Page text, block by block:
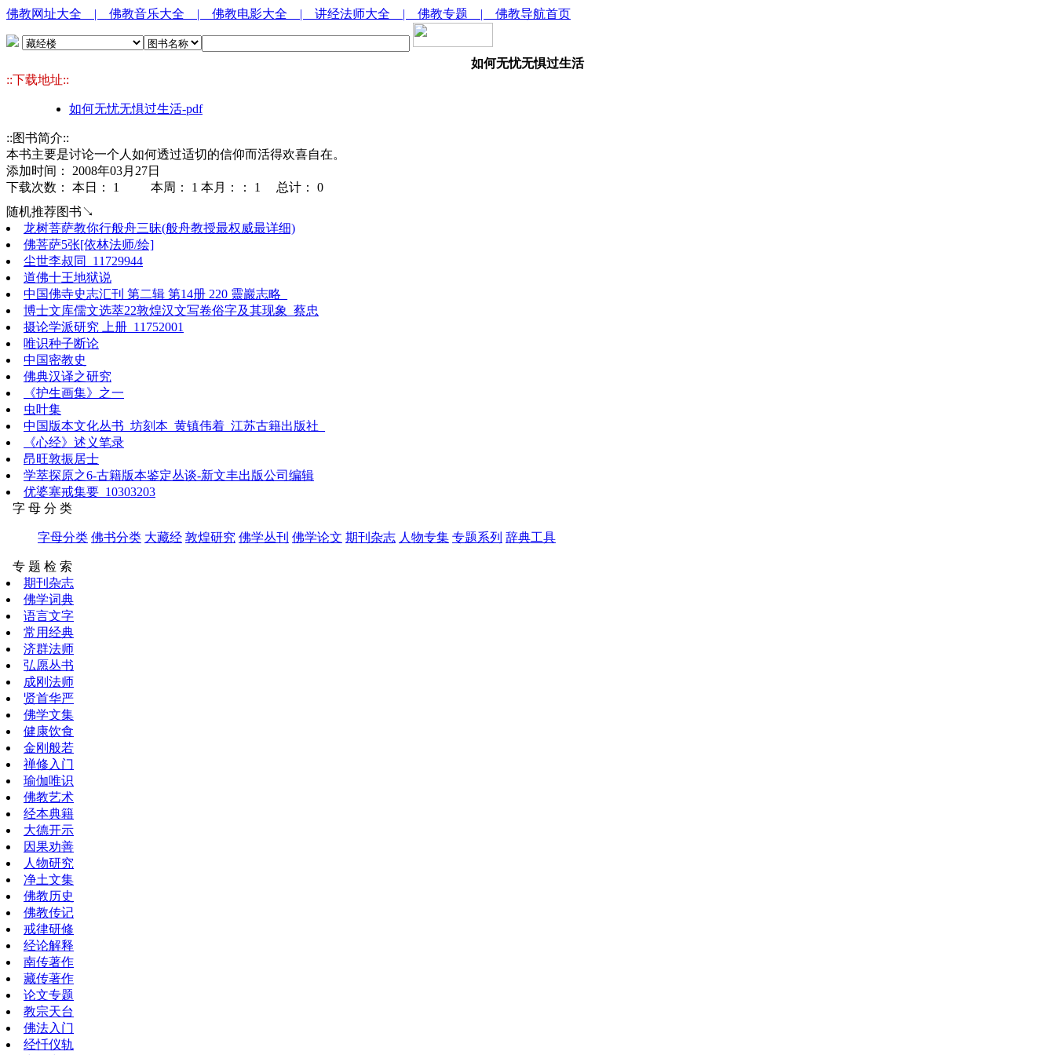
佛教网址大全 | 佛教音乐大全 | 佛教电影大全 | 讲经法师大全 | 佛教专题 | 佛教导航首页
如何无忧无惧过生活
::下载地址::
如何无忧无惧过生活-pdf
::图书简介::
本书主要是讨论一个人如何透过适切的信仰而活得欢喜自在。
添加时间： 2008年03月27日
下载次数： 本日： 1 本周： 1 本月：： 1 总计： 0
随机推荐图书↘
龙树菩萨教你行般舟三昧(般舟教授最权威最详细)
佛菩萨5张[依林法师/绘]
尘世李叔同_11729944
道佛十王地狱说
中国佛寺史志汇刊 第二辑 第14册 220 靈巖志略_
博士文库儒文选萃22敦煌汉文写卷俗字及其现象_蔡忠
摄论学派研究 上册_11752001
唯识种子断论
中国密教史
佛典汉译之研究
《护生画集》之一
虫叶集
中国版本文化丛书_坊刻本_黄镇伟着_江苏古籍出版社_
《心经》述义笔录
昂旺敦振居士
学萃探原之6-古籍版本鉴定丛谈-新文丰出版公司编辑
优婆塞戒集要_10303203
字 母 分 类
字母分类 佛书分类 大藏经 敦煌研究 佛学丛刊 佛学论文 期刊杂志 人物专集 专题系列 辞典工具
专 题 检 索
期刊杂志
佛学词典
语言文字
常用经典
济群法师
弘愿丛书
成刚法师
贤首华严
佛学文集
健康饮食
金刚般若
禅修入门
瑜伽唯识
佛教艺术
经本典籍
大德开示
因果劝善
人物研究
净土文集
佛教历史
佛教传记
戒律研修
经论解释
南传著作
藏传著作
论文专题
教宗天台
佛法入门
经忏仪轨